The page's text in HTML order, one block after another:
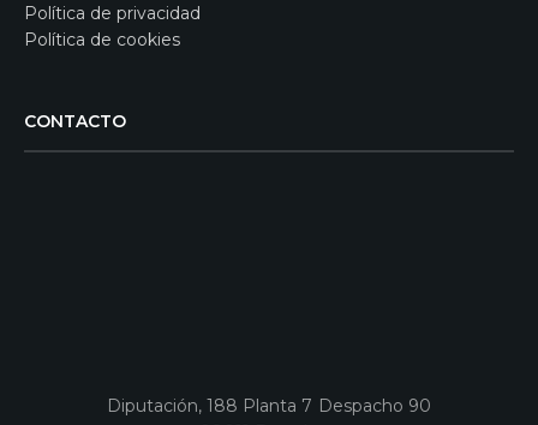
Política de privacidad
Política de cookies
CONTACTO
Diputación, 188 Planta 7 Despacho 90